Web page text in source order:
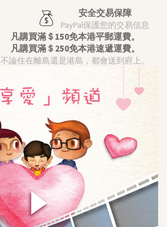
安全交易保障
PayPal保護您的交易信息
凡購買滿＄150免本港平郵運費。
凡購買滿＄250免本港速遞運費。
不論住在離島還是港島，都會送到府上。